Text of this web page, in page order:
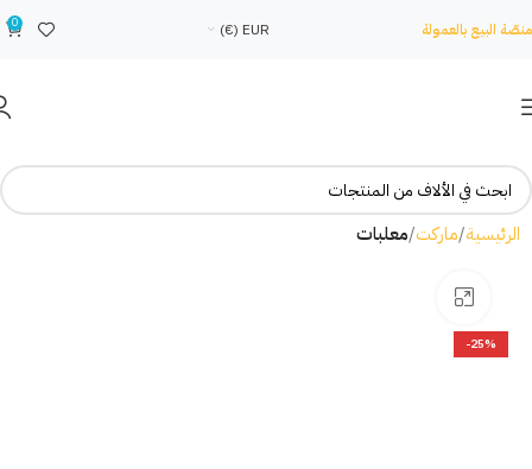
منصّة البيع بالعمولة EUR (€)
0
الرئيسية ماركت معلبات
-25%